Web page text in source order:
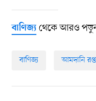
বাণিজ্যথেকে আরও
বাণিজ্য আমদানি